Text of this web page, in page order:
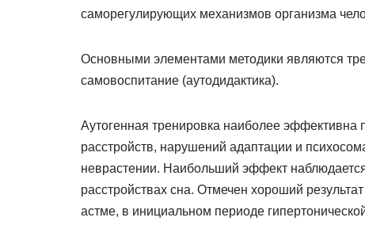
саморегулирующих механизмов организма
Основными элементами методики являются
самовоспитание (аутодидактика).
Аутогенная тренировка наиболее
расстройств, нарушений адаптации и
неврастении. Наибольший эффект
расстройствах сна. Отмечен хороший
астме, в инициальном периоде